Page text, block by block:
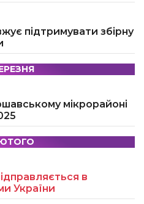
підтримувати збірну
мікрорайоні
в
України